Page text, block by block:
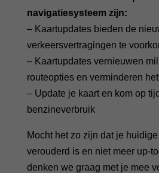
navigatiesysteem zijn:
– Kaartupdates bieden de
verkeersvertragingen te
– Kaartupdates vernieuwen
routeopties en verminderen
– Update je kaart en kom op
benzineverbruik
Mocht het zo zijn dat je
verouderd is en niet meer up-
denken we graag met je mee